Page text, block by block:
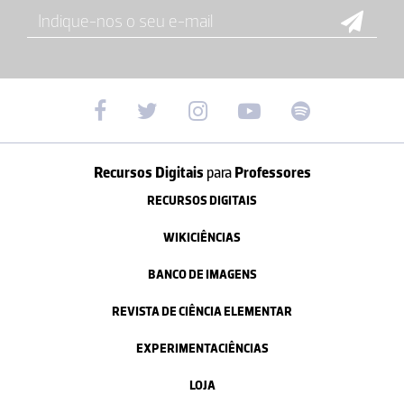
Recursos Digitais paraProfessores
RECURSOS DIGITAIS
WIKICIÊNCIAS
BANCO DE IMAGENS
REVISTA DE CIÊNCIA ELEMENTAR
EXPERIMENTACIÊNCIAS
LOJA